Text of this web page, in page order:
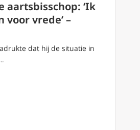
aartsbisschop: ‘Ik
vrede’ –
dat hij de situatie in
Benedictus XVI tegen Oekraïense